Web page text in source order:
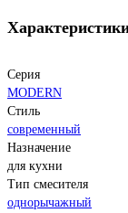
Серия
MODERN
Стиль
современный
Назначение
для кухни
Тип смесителя
однорычажный